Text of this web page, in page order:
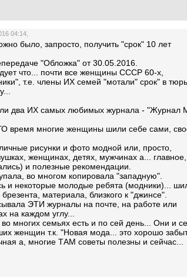
04:14,
было, запросто, получить "срок" 10 лет
"Обложка" от 30.05.2016.
что... почти все женщины СССР 60-х,
т.е. члены ИХ семей "мотали" срок" в
два ИХ самых любимых журнала - "Журнал
время многие женщины шили себе сами,
рисунки и фото модной или, просто,
женщинах, детях, мужчинах а...
и полезные рекомендации.
во многом копировала "западную".
и некоторые молодые ребята (модники)...
материала, близкого к "джинсе".
ЭТИ журналы на почте, на работе или
на каждом углу...
многих семьях есть и по сей день... Они и
женщин т.к. "Новая мода... это хорошо
а, многие ТАМ советы полезны и сейчас...